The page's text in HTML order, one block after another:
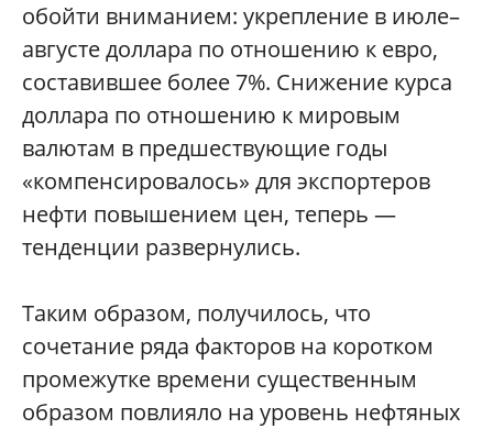
обойти вниманием: укрепление в июле–
августе доллара по отношению к евро,
составившее более 7%. Снижение курса
доллара по отношению к мировым
валютам в предшествующие годы
«компенсировалось» для экспортеров
нефти повышением цен, теперь —
тенденции развернулись.
Таким образом, получилось, что
сочетание ряда факторов на коротком
промежутке времени существенным
образом повлияло на уровень нефтяных